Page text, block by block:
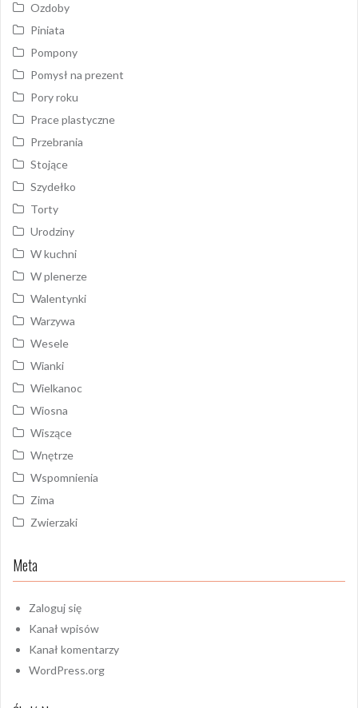
Ozdoby
Piniata
Pompony
Pomysł na prezent
Pory roku
Prace plastyczne
Przebrania
Stojące
Szydełko
Torty
Urodziny
W kuchni
W plenerze
Walentynki
Warzywa
Wesele
Wianki
Wielkanoc
Wiosna
Wiszące
Wnętrze
Wspomnienia
Zima
Zwierzaki
Meta
Zaloguj się
Kanał wpisów
Kanał komentarzy
WordPress.org